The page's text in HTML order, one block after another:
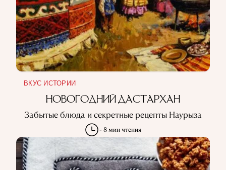
ВКУС ИСТОРИИ
НОВОГОДНИЙ ДАСТАРХАН
Забытые блюда и секретные рецепты Наурыза
~ 8 мин чтения